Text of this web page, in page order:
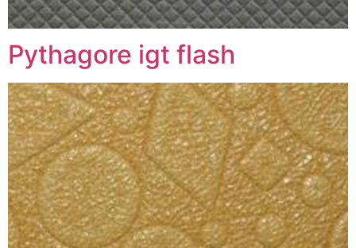
Pythagore igt flash